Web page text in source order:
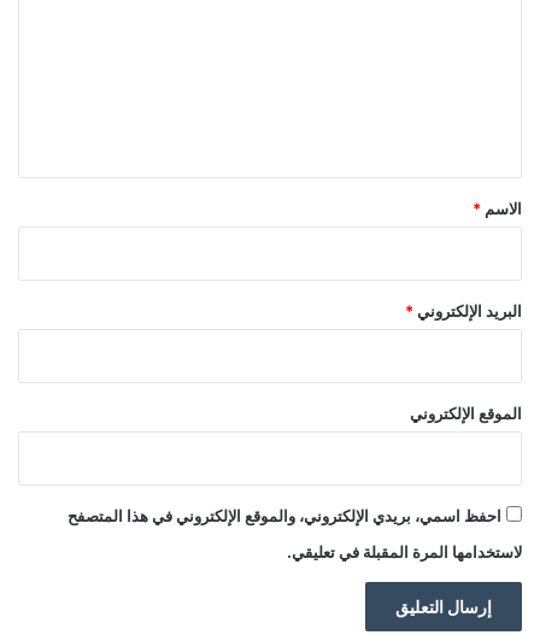
*
الاسم *
البريد الإلكتروني *
الموقع الإلكتروني
احفظ اسمي، بريدي الإلكتروني، والموقع الإلكتروني في هذا المتصفح
لاستخدامها المرة المقبلة في تعليقي.